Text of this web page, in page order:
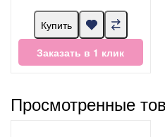
Купить
Заказать в 1 клик
Просмотренные